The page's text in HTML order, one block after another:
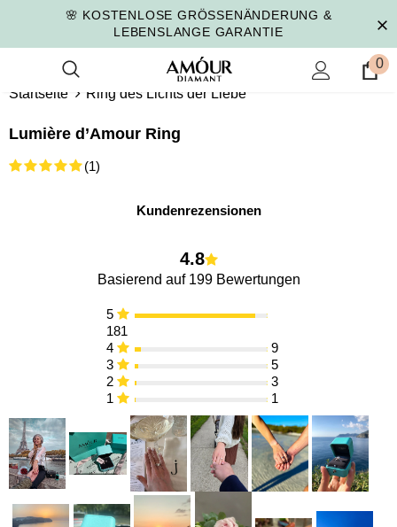
🌸 FREE SHIPPING IN EUROPE
0
Startseite Ring des Lichts der Liebe
Lumière d’Amour Ring
(1)
Kundenrezensionen
4.8
Basierend auf 199 Bewertungen
5
181
4
9
3
5
2
3
1
1